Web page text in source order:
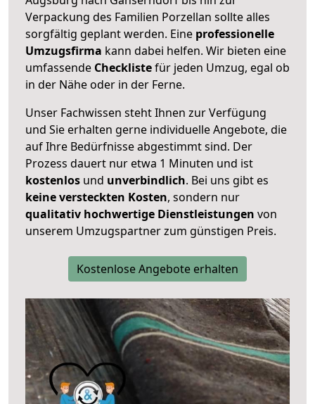
Verpackung des Familien Porzellan sollte alles
sorgfältig geplant werden. Eine professionelle
Umzugsfirma kann dabei helfen. Wir bieten eine
umfassende Checklistefür jeden Umzug, egal ob
in der Nähe oder in der Ferne.
Unser Fachwissen steht Ihnen zur Verfügung
und Sie erhalten gerne individuelle Angebote, die
auf Ihre Bedürfnisse abgestimmt sind. Der
Prozess dauert nur etwa 1 Minuten und ist
kostenlos und unverbindlich. Bei uns gibt es
keine versteckten Kosten, sondern nur
qualitativ hochwertige Dienstleistungen von
unserem Umzugspartner zum günstigen Preis.
Kostenlose Angebote erhalten